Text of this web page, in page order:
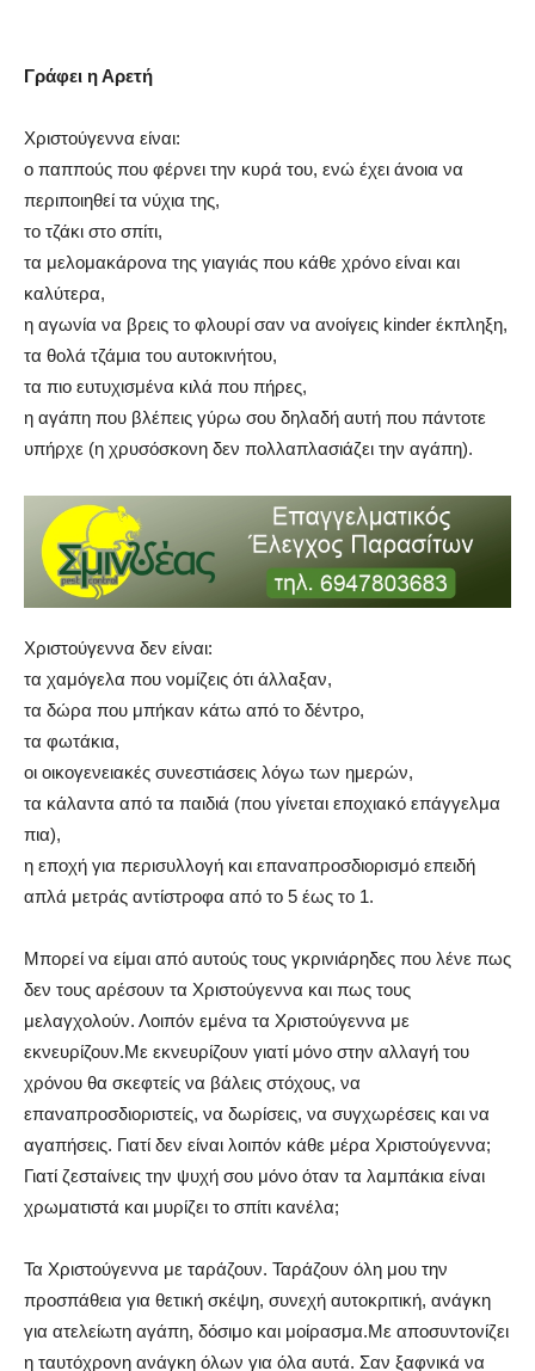
Γράφει η Αρετή
Χριστούγεννα είναι:
ο παππούς που φέρνει την κυρά του, ενώ έχει άνοια να
περιποιηθεί τα νύχια της,
το τζάκι στο σπίτι,
τα μελομακάρονα της γιαγιάς που κάθε χρόνο είναι και
καλύτερα,
η αγωνία να βρεις το φλουρί σαν να ανοίγεις kinder έκπληξη,
τα θολά τζάμια του αυτοκινήτου,
τα πιο ευτυχισμένα κιλά που πήρες,
η αγάπη που βλέπεις γύρω σου δηλαδή αυτή που πάντοτε
υπήρχε (η χρυσόσκονη δεν πολλαπλασιάζει την αγάπη).
Χριστούγεννα δεν είναι:
τα χαμόγελα που νομίζεις ότι άλλαξαν,
τα δώρα που μπήκαν κάτω από το δέντρο,
τα φωτάκια,
οι οικογενειακές συνεστιάσεις λόγω των ημερών,
τα κάλαντα από τα παιδιά (που γίνεται εποχιακό επάγγελμα
πια),
η εποχή για περισυλλογή και επαναπροσδιορισμό επειδή
απλά μετράς αντίστροφα από το 5 έως το 1.
Μπορεί να είμαι από αυτούς τους γκρινιάρηδες που λένε πως
δεν τους αρέσουν τα Χριστούγεννα και πως τους
μελαγχολούν. Λοιπόν εμένα τα Χριστούγεννα με
εκνευρίζουν.Με εκνευρίζουν γιατί μόνο στην αλλαγή του
χρόνου θα σκεφτείς να βάλεις στόχους, να
επαναπροσδιοριστείς, να δωρίσεις, να συγχωρέσεις και να
αγαπήσεις. Γιατί δεν είναι λοιπόν κάθε μέρα Χριστούγεννα;
Γιατί ζεσταίνεις την ψυχή σου μόνο όταν τα λαμπάκια είναι
χρωματιστά και μυρίζει το σπίτι κανέλα;
Τα Χριστούγεννα με ταράζουν. Ταράζουν όλη μου την
προσπάθεια για θετική σκέψη, συνεχή αυτοκριτική, ανάγκη
για ατελείωτη αγάπη, δόσιμο και μοίρασμα.Με αποσυντονίζει
η ταυτόχρονη ανάγκη όλων για όλα αυτά. Σαν ξαφνικά να